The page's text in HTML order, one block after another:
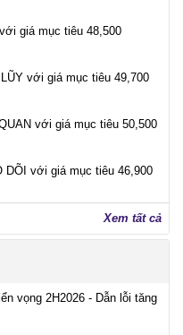
giá mục tiêu 48,500
với giá mục tiêu 49,700
với giá mục tiêu 50,500
DÕI với giá mục tiêu 46,900
Xem tất cả
vọng 2H2026 - Dẫn lỗi tăng